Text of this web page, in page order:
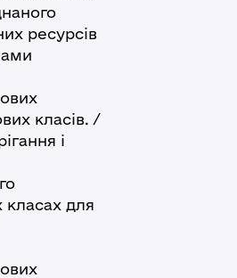
ресурсів
класів. /
і
для